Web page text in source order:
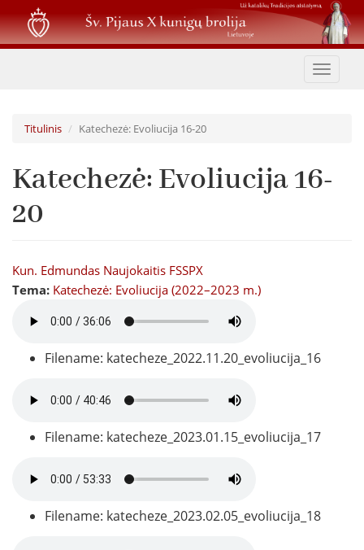
Pereiti
į
pagrindinį
Toggle
Titulinis Katechezė: Evoliucija 16-20
Katechezė: Evoliucija 16-
20
Kun. Edmundas Naujokaitis FSSPX
Tema: Katechezė: Evoliucija (2022–2023 m.)
Filename: katecheze_2022.11.20_evoliucija_16
Filename: katecheze_2023.01.15_evoliucija_17
Filename: katecheze_2023.02.05_evoliucija_18